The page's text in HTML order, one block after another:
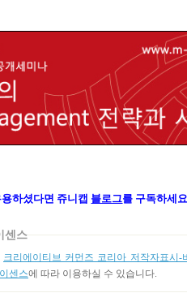
하셨다면 쥬니캡 블로그를 구독하세
센스
크리에이티브 커먼즈 코리아 저작자표시-
센스에 따라 이용하실 수 있습니다.